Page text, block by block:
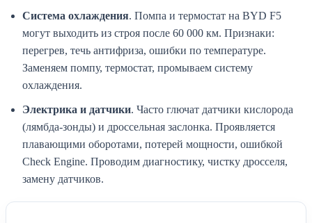
Система охлаждения. Помпа и термостат на BYD F5
могут выходить из строя после 60 000 км. Признаки:
перегрев, течь антифриза, ошибки по температуре.
Заменяем помпу, термостат, промываем систему
охлаждения.
Электрика и датчики. Часто глючат датчики кислорода
(лямбда-зонды) и дроссельная заслонка. Проявляется
плавающими оборотами, потерей мощности, ошибкой
Check Engine. Проводим диагностику, чистку дросселя,
замену датчиков.